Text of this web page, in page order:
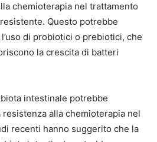
chemioterapia nel trattamento
Questo potrebbe
di probiotici o prebiotici, che
la crescita di batteri
intestinale potrebbe
alla chemioterapia nel
recenti hanno suggerito che la